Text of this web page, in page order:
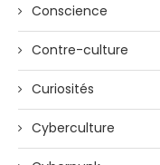
Conscience
Contre-culture
Curiosités
Cyberculture